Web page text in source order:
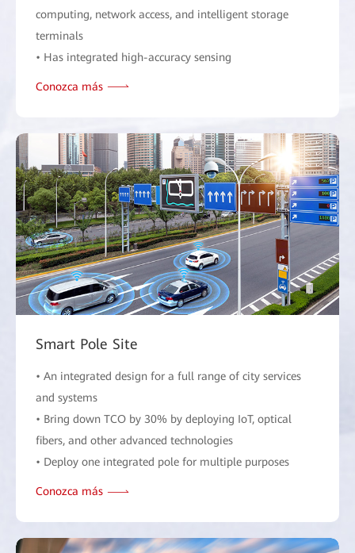
computing, network access, and intelligent storage
terminals
• Has integrated high-accuracy sensing
Conozca más
Smart Pole Site
• An integrated design for a full range of city services
and systems
• Bring down TCO by 30% by deploying IoT, optical
fibers, and other advanced technologies
• Deploy one integrated pole for multiple purposes
Conozca más